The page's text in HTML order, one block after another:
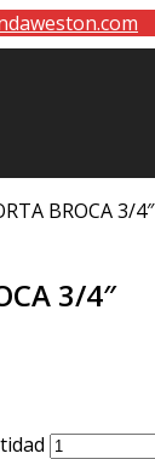
BROCA 3/4″
3/4″